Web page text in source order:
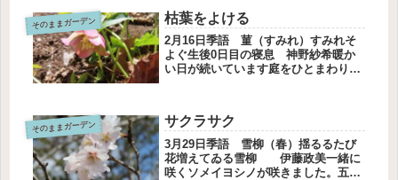
はこころが優しくなる色ですオキナソ
ウはおじいさんのお髭のよう虫たちに
人...
そのままガーデン 枯葉をよける
2月16日季語 菫（すみれ）すみれそ
よぐ生後0日目の寝息 神野紗希暖か
い日が続いています庭をひとまわりす
リスマスローズです花びらからのぞく
蕊はやさしいクリーム色デッキから
見...
そのままガーデン サクラサク
3月29日季語 雪柳（春）揺るるたび
花増えてゐる雪柳 伊藤政美一緒に
咲くソメイヨシノが咲きました。五部